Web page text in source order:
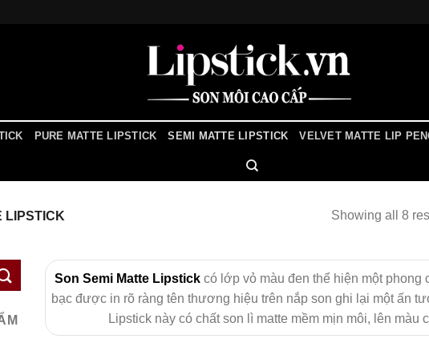
PURE MATTE LIPSTICK SEMI MATTE LIPSTICK VELVET MATTE LIP
LIPSTICK Showing all 8
Son Semi Matte Lipstickcó lớp vỏ màu đen thể hiện một phong
bạc được in rõ ràng tên thương hiệu trên nắp son ghi lại một ấn
Lipstick này có chất son lì matte mềm mịn môi, lên màu